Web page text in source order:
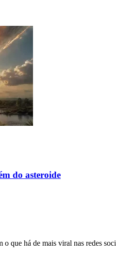
do asteroide
que há de mais viral nas redes